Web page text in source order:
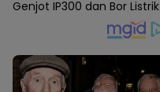
Genjot IP300 dan Bor Listrik